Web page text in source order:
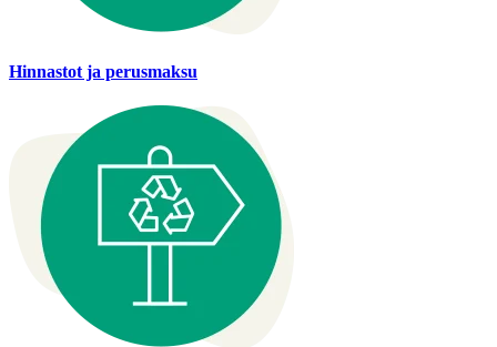
Hinnastot ja perusmaksu